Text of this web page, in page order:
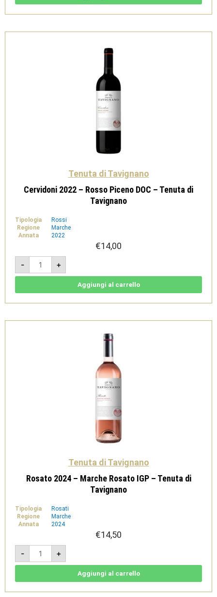
Tenuta
quantità
Tenuta di Tavignano
Cervidoni 2022 – Rosso Piceno DOC – Tenuta di
Tavignano
Tipologia
Rossi
Regione
Marche
Annata
2022
€14,00
-
Cervidoni
2022
-
Rosso
Tenuta
quantità
+
Aggiungi al carrello
Tenuta di Tavignano
Rosato 2024 – Marche Rosato IGP – Tenuta di
Tavignano
Tipologia
Rosati
Regione
Marche
Annata
2024
€14,50
-
Rosato
2024
-
Marche
Tenuta
+
Aggiungi al carrello